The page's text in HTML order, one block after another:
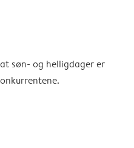
søn- og helligdager er